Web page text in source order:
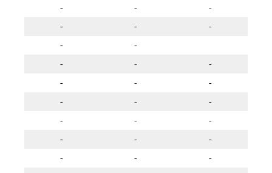
- - -
- - -
- -
- - -
- - -
- - -
- - -
- - -
- - -